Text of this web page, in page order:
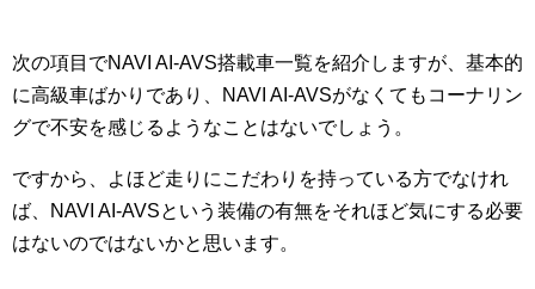
次の項目でNAVI AI-AVS搭載車一覧を紹介しますが、基本的
に高級車ばかりであり、NAVI AI-AVSがなくてもコーナリン
グで不安を感じるようなことはないでしょう。
ですから、よほど走りにこだわりを持っている方でなけれ
ば、NAVI AI-AVSという装備の有無をそれほど気にする必要
はないのではないかと思います。